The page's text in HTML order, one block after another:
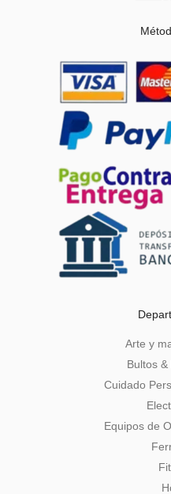
Arte y
Bultos
Cuidado
Equipos de